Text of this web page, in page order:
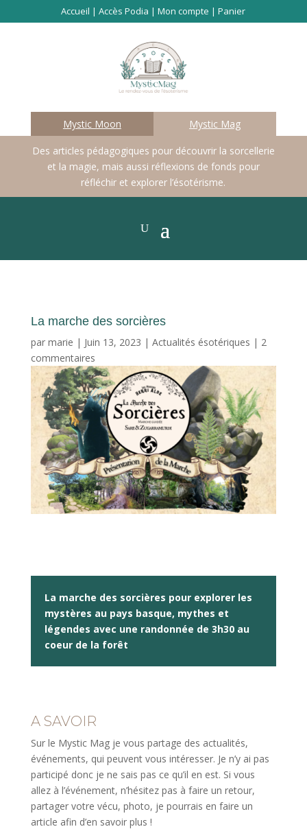
Accueil |Accès Podia |Mon compte |Panier
Mystic Moon Mystic Mag
Des articles pédagogiques pour découvrir la sorcellerie
et la magie, mais aussi réflexions de fonds pour
réfléchir et explorer l’ésotérisme.
La marche des sorcières
par marie | Juin 13, 2023 | Actualités ésotériques | 2
commentaires
La marche des sorcières pour explorer les
mystères au pays basque, mythes et
légendes avec une randonnée de 3h30 au
coeur de la forêt
A SAVOIR
Sur le Mystic Mag je vous partage des actualités,
événements, qui peuvent vous intéresser. Je n’y ai pas
participé donc je ne sais pas ce qu’il en est. Si vous
allez à l’événement, n’hésitez pas à faire un retour,
partager votre vécu, photo, je pourrais en faire un
article afin d’en savoir plus !